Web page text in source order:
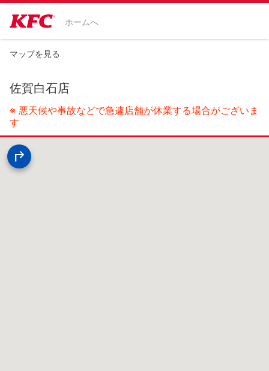
ホームへ
マップを見る
佐賀白石店
※ 悪天候や事故などで急遽店舗が休業する場合がございま
す